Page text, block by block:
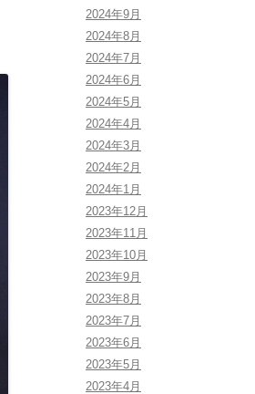
2024年9月
2024年8月
2024年7月
2024年6月
2024年5月
2024年4月
2024年3月
2024年2月
2024年1月
2023年12月
2023年11月
2023年10月
2023年9月
2023年8月
2023年7月
2023年6月
2023年5月
2023年4月